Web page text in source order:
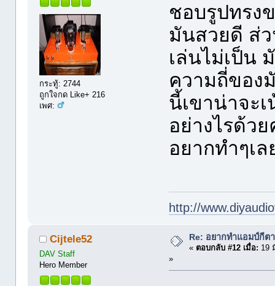
กระทู้: 2744
ถูกใจกด Like+ 216
เพศ:
ชอบรูปทรง
มันสวยดี ส่ว
เล่นไม่เป็น
ความถี่ของ
นี้เขาน่าจะ
อย่างไรด้ว
อยากทำๆเ
http://
Cijtele52
DAV Staff
Hero Member
Re: อยากทำแอมป์กีต
« ตอบกลับ #12 เมื่อ: 19
»